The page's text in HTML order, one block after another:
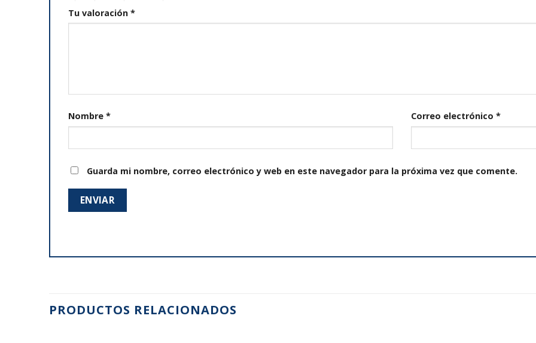
Tu valoración *
Nombre * Correo electrónico *
Guarda mi nombre, correo electrónico y web en este navegador para la próxima vez que comente.
PRODUCTOS RELACIONADOS